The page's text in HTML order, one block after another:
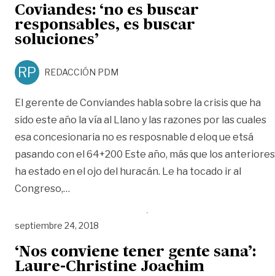
Coviandes: ‘no es buscar
responsables, es buscar
soluciones’
RP REDACCIÓN PDM
El gerente de Conviandes habla sobre la crisis que ha
sido este año la vía al Llano y las razones por las cuales
esa concesionaria no es resposnable d eloq ue etsá
pasando con el 64+200 Este año, más que los
ha estado en el ojo del huracán. Le ha tocado ir al
Congreso,…
septiembre 24, 2018
‘Nos conviene tener gente sana’:
Laure-Christine Joachim